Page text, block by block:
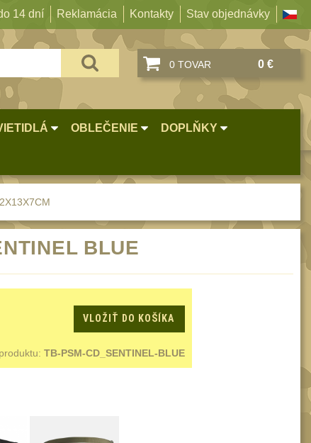
14 dní Reklamácia Kontakty Stav objednávky
0 TOVAR 0 €
OBLEČENIE DOPLŇKY
BLUE
VLOŽIŤ DO KOŠÍKA
TB-PSM-CD_SENTINEL-BLUE